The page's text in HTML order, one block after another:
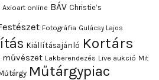
Axioart online BÁV Christie’s
Fotográfia Gulácsy Lajos
Kiállításajánló Kortárs
Lakberendezés Live aukció Mit
Műtárgypiac